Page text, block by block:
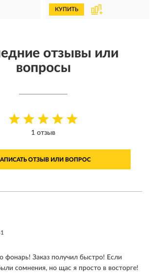
КУПИТЬ
отзывы или
вопросы
1 отзыв
ОТЗЫВ ИЛИ ВОПРОС
фонарь! Заказ получил быстро! Если
сомнения, но щас я просто в восторге!